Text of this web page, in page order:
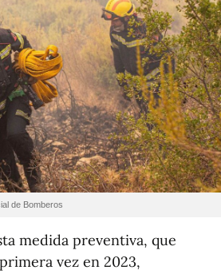
de Bomberos
medida preventiva, que
vez en 2023,